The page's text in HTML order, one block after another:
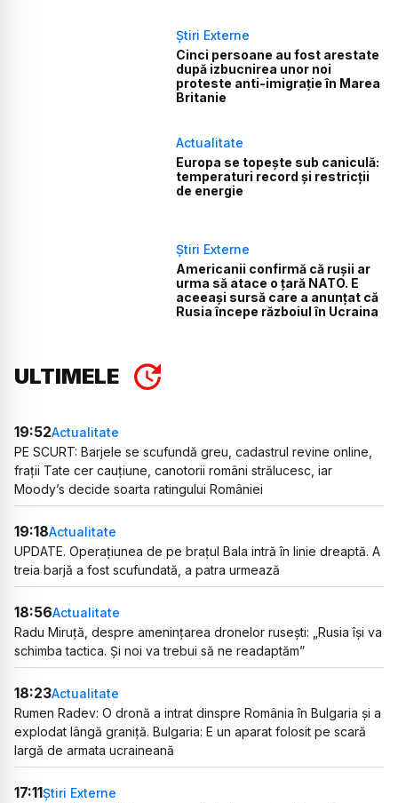
Știri Externe
Cinci persoane au fost arestate
după izbucnirea unor noi
proteste anti-imigrație în Marea
Britanie
Actualitate
Europa se topește sub caniculă:
temperaturi record și restricții
de energie
Știri Externe
Americanii confirmă că rușii ar
urma să atace o țară NATO. E
aceeași sursă care a anunțat că
Rusia începe războiul în Ucraina
ULTIMELE
19:52Actualitate
PE SCURT: Barjele se scufundă greu, cadastrul revine online,
frații Tate cer cauțiune, canotorii români strălucesc, iar
Moody’s decide soarta ratingului României
19:18Actualitate
UPDATE. Operațiunea de pe brațul Bala intră în linie dreaptă. A
treia barjă a fost scufundată, a patra urmează
18:56Actualitate
Radu Miruță, despre amenințarea dronelor rusești: „Rusia își va
schimba tactica. Și noi va trebui să ne readaptăm”
18:23Actualitate
Rumen Radev: O dronă a intrat dinspre România în Bulgaria și a
explodat lângă graniță. Bulgaria: E un aparat folosit pe scară
largă de armata ucraineană
17:11Știri Externe